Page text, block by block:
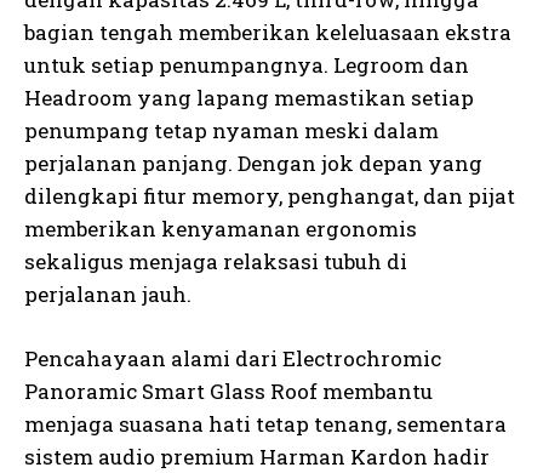
bagian tengah memberikan keleluasaan ekstra
untuk setiap penumpangnya. Legroom dan
Headroom yang lapang memastikan setiap
penumpang tetap nyaman meski dalam
perjalanan panjang. Dengan jok depan yang
dilengkapi fitur memory, penghangat, dan pijat
memberikan kenyamanan ergonomis
sekaligus menjaga relaksasi tubuh di
perjalanan jauh.
Pencahayaan alami dari Electrochromic
Panoramic Smart Glass Roof membantu
menjaga suasana hati tetap tenang, sementara
sistem audio premium Harman Kardon hadir